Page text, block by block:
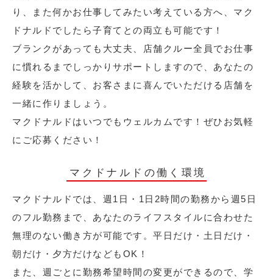
り、また何かお仕事してみたい考えている方へ、マク
ドナルドでしたら子育てとの両立も可能です！
ブランクがあっても大丈夫、店舗クルー全員でお仕事
に慣れるまでしっかりサポートしますので、あなたの
経験を活かして、お客さまに喜んでいただける店舗を
一緒に作りましょう。
マクドナルドはいつでもウェルカムです！ぜひお気軽
にご応募ください！
マクドナルドの働く環境
マクドナルドでは、週1日・1日2時間の勤務から週5日
のフル勤務まで、あなたのライフスタイルに合わせた
無理のない働き方が可能です。平日だけ・土日だけ・
朝だけ・夕方だけなどもOK！
また、週ごとに勤務希望時間の変更ができるので、学